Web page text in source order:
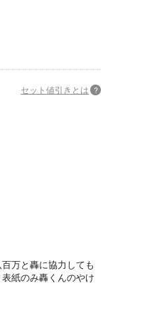
セット値引きとは ?
万と轟に協力しても
紙のみ轟くんのやけ